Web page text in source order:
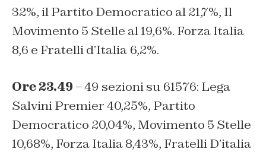
32%, il Partito Democratico al 21,7%, Il
Movimento 5 Stelle al 19,6%. Forza Italia
8,6 e Fratelli d’Italia 6,2%.
Ore 23.49– 49 sezioni su 61576: Lega
Salvini Premier 40,25%, Partito
Democratico 20,04%, Movimento 5 Stelle
10,68%, Forza Italia 8,43%, Fratelli D’italia